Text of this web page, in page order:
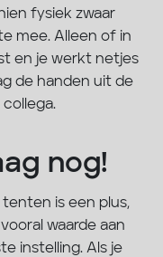
fysiek zwaar
mee. Alleen of in
en je werkt netjes
de handen uit de
nog!
is een plus,
waarde aan
instelling. Als je